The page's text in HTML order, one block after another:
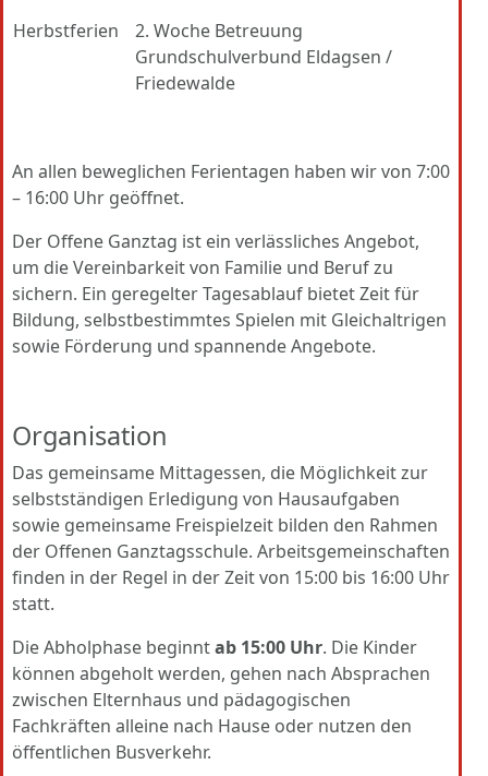
Herbstferien
2. Woche Betreuung
Grundschulverbund Eldagsen /
Friedewalde
An allen beweglichen Ferientagen haben wir von 7:00
– 16:00 Uhr geöffnet.
Der Offene Ganztag ist ein verlässliches Angebot,
um die Vereinbarkeit von Familie und Beruf zu
sichern. Ein geregelter Tagesablauf bietet Zeit für
Bildung, selbstbestimmtes Spielen mit Gleichaltrigen
sowie Förderung und spannende Angebote.
Organisation
Das gemeinsame Mittagessen, die Möglichkeit zur
selbstständigen Erledigung von Hausaufgaben
sowie gemeinsame Freispielzeit bilden den Rahmen
der Offenen Ganztagsschule. Arbeitsgemeinschaften
finden in der Regel in der Zeit von 15:00 bis 16:00 Uhr
statt.
Die Abholphase beginntab 15:00 Uhr. Die Kinder
können abgeholt werden, gehen nach Absprachen
zwischen Elternhaus und pädagogischen
Fachkräften alleine nach Hause oder nutzen den
öffentlichen Busverkehr.